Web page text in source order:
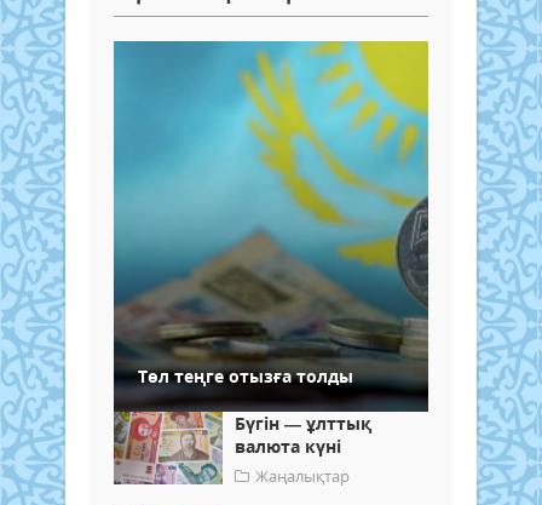
Төл теңге отызға толды
Бүгін — ұлттық
валюта күні
Жаңалықтар